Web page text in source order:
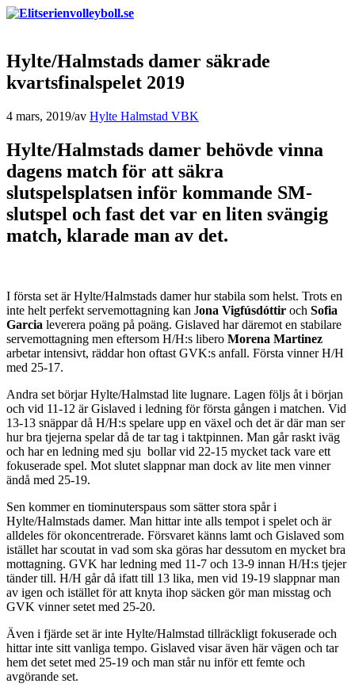
Hylte/Halmstads damer säkrade
kvartsfinalspelet 2019
4 mars, 2019/av Hylte Halmstad VBK
Hylte/Halmstads damer behövde vinna
dagens match för att säkra
slutspelsplatsen inför kommande SM-
slutspel och fast det var en liten svängig
match, klarade man av det.
I första set är Hylte/Halmstads damer hur stabila som helst. Trots en
inte helt perfekt servemottagning kan Jona Vigfúsdóttir och Sofia
Garcia leverera poäng på poäng. Gislaved har däremot en stabilare
servemottagning men eftersom H/H:s libero Morena Martinez
arbetar intensivt, räddar hon oftast GVK:s anfall. Första vinner H/H
med 25-17.
Andra set börjar Hylte/Halmstad lite lugnare. Lagen följs åt i början
och vid 11-12 är Gislaved i ledning för första gången i matchen. Vid
13-13 snäppar då H/H:s spelare upp en växel och det är där man ser
hur bra tjejerna spelar då de tar tag i taktpinnen. Man går raskt iväg
och har en ledning med sju bollar vid 22-15 mycket tack vare ett
fokuserade spel. Mot slutet slappnar man dock av lite men vinner
ändå med 25-19.
Sen kommer en tiominuterspaus som sätter stora spår i
Hylte/Halmstads damer. Man hittar inte alls tempot i spelet och är
alldeles för okoncentrerade. Försvaret känns lamt och Gislaved som
istället har scoutat in vad som ska göras har dessutom en mycket bra
mottagning. GVK har ledning med 11-7 och 13-9 innan H/H:s tjejer
tänder till. H/H går då ifatt till 13 lika, men vid 19-19 slappnar man
av igen och istället för att knyta ihop säcken gör man misstag och
GVK vinner setet med 25-20.
Även i fjärde set är inte Hylte/Halmstad tillräckligt fokuserade och
hittar inte sitt vanliga tempo. Gislaved visar även här vägen och tar
hem det setet med 25-19 och man står nu inför ett femte och
avgörande set.